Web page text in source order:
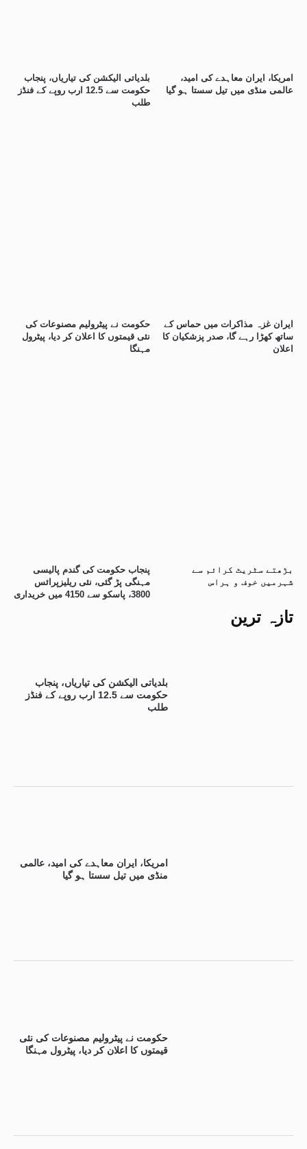
تازہ ترین
بلدیاتی الیکشن کی تیاریاں، پنجاب
حکومت سے 12.5 ارب روپے کے فنڈز
طلب
امریکا، ایران معاہدے کی امید، عالمی
منڈی میں تیل سستا ہو گیا
حکومت نے پیٹرولیم مصنوعات کی نئی
قیمتوں کا اعلان کر دیا، پیٹرول مہنگا
بلدیاتی الیکشن کی تیاریاں، پنجاب
حکومت سے 12.5 ارب روپے کے فنڈز
طلب
امریکا، ایران معاہدے کی امید،
عالمی منڈی میں تیل سستا ہو گیا
حکومت نے پیٹرولیم مصنوعات کی
نئی قیمتوں کا اعلان کر دیا، پیٹرول
مہنگا
ایران غزہ مذاکرات میں حماس کے
ساتھ کھڑا رہے گا، صدر پزشکیان کا
اعلان
پنجاب حکومت کی گندم پالیسی
مہنگی پڑ گئی، نئی ریلیزپرائس
3800، پاسکو سے 4150 میں خریداری
بڑھتے سٹریٹ کرائم سے
شہرمیں خوف و ہراس